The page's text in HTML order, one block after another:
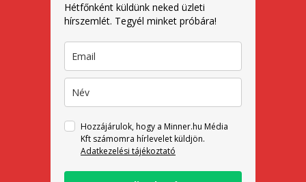
Hétfőnként küldünk neked üzleti
hírszemlét. Tegyél minket próbára!
Hozzájárulok, hogy a Minner.hu Média
Kft számomra hírlevelet küldjön.
Adatkezelési tájékoztató